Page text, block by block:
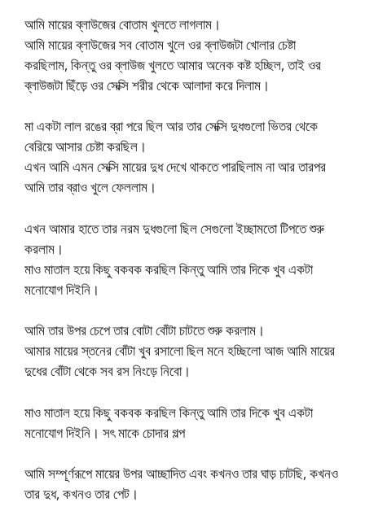
আমি মায়ের ব্লাউজের বোতাম খুলতে লাগলাম।
আমি মায়ের ব্লাউজের সব বোতাম খুলে ওর ব্লাউজটা খোলার চেষ্টা
করছিলাম, কিন্তু ওর ব্লাউজ খুলতে আমার অনেক কষ্ট হচ্ছিল, তাই ওর
ব্লাউজটা ছিঁড়ে ওর সেক্সি শরীর থেকে আলাদা করে দিলাম।
মা একটা লাল রঙের ব্রা পরে ছিল আর তার সেক্সি দুধগুলো ভিতর থেকে
বেরিয়ে আসার চেষ্টা করছিল।
এখন আমি এমন সেক্সি মায়ের দুধ দেখে থাকতে পারছিলাম না আর তারপর
আমি তার ব্রাও খুলে ফেললাম।
এখন আমার হাতে তার নরম দুধগুলো ছিল সেগুলো ইচ্ছামতো টিপতে শুরু
করলাম।
মাও মাতাল হয়ে কিছু বকবক করছিল কিন্তু আমি তার দিকে খুব একটা
মনোযোগ দিইনি।
আমি তার উপর চেপে তার বোটা বোঁটা চাটতে শুরু করলাম।
আমার মায়ের স্তনের বোঁটা খুব রসালো ছিল মনে হচ্ছিলো আজ আমি মায়ের
দুধের বোঁটা থেকে সব রস নিংড়ে নিবো।
মাও মাতাল হয়ে কিছু বকবক করছিল কিন্তু আমি তার দিকে খুব একটা
মনোযোগ দিইনি। সৎ মাকে চোদার গল্প
আমি সম্পূর্ণরূপে মায়ের উপর আচ্ছাদিত এবং কখনও তার ঘাড় চাটছি, কখনও
তার দুধ, কখনও তার পেট।